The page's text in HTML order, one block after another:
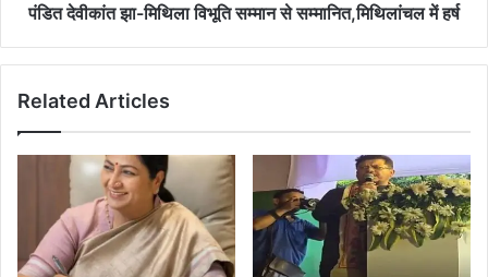
हर्षपंडित देवीकांत झा-मिथिला विभूति सम्मान से सम्मानित,मिथिलांचल में हर्ष
Related Articles